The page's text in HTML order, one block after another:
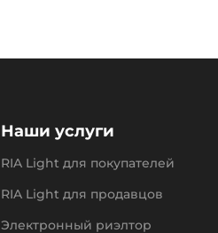
Наши услуги
RIA Light для покупателей
RIA Light для продавцов
Электронный риэлтор